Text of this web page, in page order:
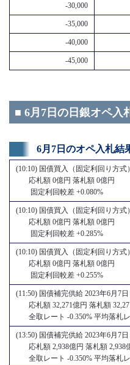
-30,000
-35,000
-40,000
-45,000
■ 6月7日の日銀オペ入
6月7日のオペ入札結
(10:10) 国債買入（固定利回り方式
応札額 0億円 落札額 0億円
固定利回較差 +0.080%
(10:10) 国債買入（固定利回り方式
応札額 0億円 落札額 0億円
固定利回較差 +0.285%
(10:10) 国債買入（固定利回り方式
応札額 0億円 落札額 0億円
固定利回較差 +0.255%
(11:50) 国債補完供給 2023年6月7日
応札額 32,271億円 落札額
全取レート -0.350% 平均落札レ
(13:50) 国債補完供給 2023年6月7日
応札額 2,938億円 落札額 2,938
全取レート -0.350% 平均落札レ